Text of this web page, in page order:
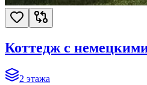
Коттедж с
2 этажа